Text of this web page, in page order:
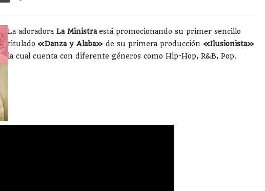
La adoradora La Ministraestá promocionando su primer sencillo
titulado «Danza y Alaba» de su primera producción «Ilusionista»
la cual cuenta con diferente géneros como Hip-Hop, R&B, Pop.